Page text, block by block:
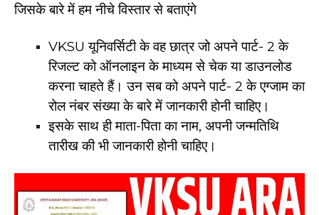
जिसके बारे में हम नीचे विस्तार से बताएंगे
VKSU यूनिवर्सिटी के वह छात्र जो अपने पार्ट- 2 के
रिजल्ट को ऑनलाइन के माध्यम से चेक या डाउनलोड
करना चाहते हैं। उन सब को अपने पार्ट- 2 के एग्जाम का
रोल नंबर संख्या के बारे में जानकारी होनी चाहिए।
इसके साथ ही माता-पिता का नाम, अपनी जन्मतिथि
तारीख की भी जानकारी होनी चाहिए।